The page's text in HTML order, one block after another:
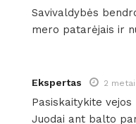
Savivaldybės
mero patarėjais ir
Ekspertas 2
Pasiskaitykite
Juodai ant balto